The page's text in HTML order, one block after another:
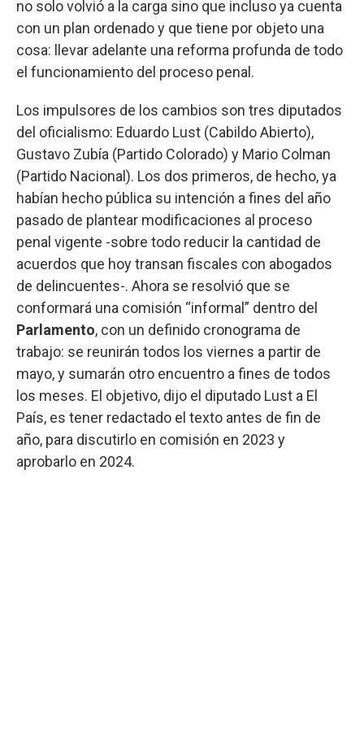
no solo volvió a la carga sino que incluso ya cuenta
con un plan ordenado y que tiene por objeto una
cosa: llevar adelante una reforma profunda de todo
el funcionamiento del proceso penal.
Los impulsores de los cambios son tres diputados
del oficialismo: Eduardo Lust (Cabildo Abierto),
Gustavo Zubía (Partido Colorado) y Mario Colman
(Partido Nacional). Los dos primeros, de hecho, ya
habían hecho pública su intención a fines del año
pasado de plantear modificaciones al proceso
penal vigente -sobre todo reducir la cantidad de
acuerdos que hoy transan fiscales con abogados
de delincuentes-. Ahora se resolvió que se
conformará una comisión “informal” dentro del
Parlamento, con un definido cronograma de
trabajo: se reunirán todos los viernes a partir de
mayo, y sumarán otro encuentro a fines de todos
los meses. El objetivo, dijo el diputado Lust a El
País, es tener redactado el texto antes de fin de
año, para discutirlo en comisión en 2023 y
aprobarlo en 2024.